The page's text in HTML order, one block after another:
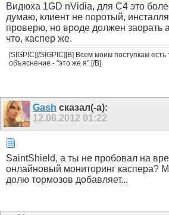
Видюха 1GD nVidia, для С4 это
думаю, клиент не поротый,
проверю, но вроде должен заорать
что, каспер же.
[SIGPIC][/SIGPIC][B] Всем моим поступкам есть
объяснение - "это же я".[/B]
Gash сказал(-а):
12.06.2012 01:22
SaintShield, а ты не пробовал на
онлайновый мониторинг каспера?
долю тормозов добавляет...